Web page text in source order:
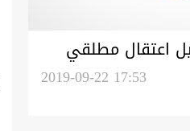
اعتقال مطلقي
في السليمانية
2019-09-22 17:53